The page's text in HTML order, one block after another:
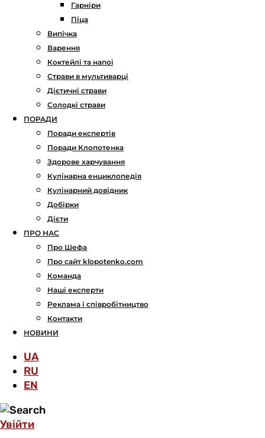
Гарніри
Піца
Випічка
Варення
Коктейлі та напої
Страви в мультиварці
Дієтичні страви
Солодкі страви
ПОРАДИ
Поради експертів
Поради Клопотенка
Здорове харчування
Кулінарна енциклопедія
Кулінарний довідник
Добірки
Дієти
ПРО НАС
Про Шефа
Про сайт klopotenko.com
Команда
Наші експерти
Реклама і співробітництво
Контакти
НОВИНИ
UA
RU
EN
Увійти